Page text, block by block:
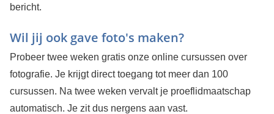
bericht.
Wil jij ook gave foto's maken?
Probeer twee weken gratis onze online cursussen over
fotografie. Je krijgt direct toegang tot meer dan 100
cursussen. Na twee weken vervalt je proeflidmaatschap
automatisch. Je zit dus nergens aan vast.